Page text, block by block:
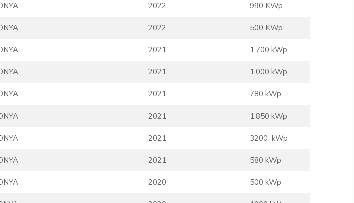
2022 990 KWp
2022 500 KWp
2021 1.700 kWp
2021 1.000 kWp
2021 780 kWp
2021 1.850 kWp
2021 3200 kWp
2021 580 kWp
2020 500 kWp